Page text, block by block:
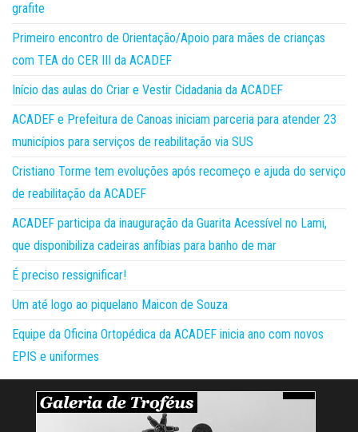
grafite
Primeiro encontro de Orientação/Apoio para mães de crianças
com TEA do CER III da ACADEF
Início das aulas do Criar e Vestir Cidadania da ACADEF
ACADEF e Prefeitura de Canoas iniciam parceria para atender 23
municípios para serviços de reabilitação via SUS
Cristiano Torme tem evoluções após recomeço e ajuda do serviço
de reabilitação da ACADEF
ACADEF participa da inauguração da Guarita Acessível no Lami,
que disponibiliza cadeiras anfíbias para banho de mar
É preciso ressignificar!
Um até logo ao piquelano Maicon de Souza
Equipe da Oficina Ortopédica da ACADEF inicia ano com novos
EPIS e uniformes